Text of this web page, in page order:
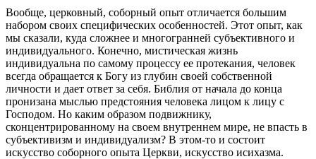
Вообще, церковный, соборный опыт отличается большим
набором своих специфических особенностей. Этот опыт, как
мы сказали, куда сложнее и многогранней субъективного и
индивидуального. Конечно, мистическая жизнь
индивидуальна по самому процессу ее протекания, человек
всегда обращается к Богу из глубин своей собственной
личности и дает ответ за себя. Библия от начала до конца
пронизана мыслью предстояния человека лицом к лицу с
Господом. Но каким образом подвижнику,
сконцентрированному на своем внутреннем мире, не впасть в
субъективизм и индивидуализм? В этом-то и состоит
искусство соборного опыта Церкви, искусство исихазма.